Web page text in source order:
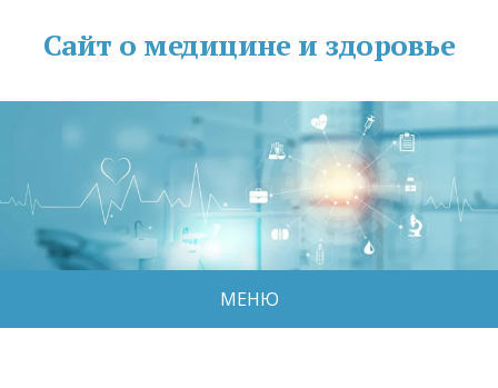
Сайт о медицине и здоровье
МЕНЮ